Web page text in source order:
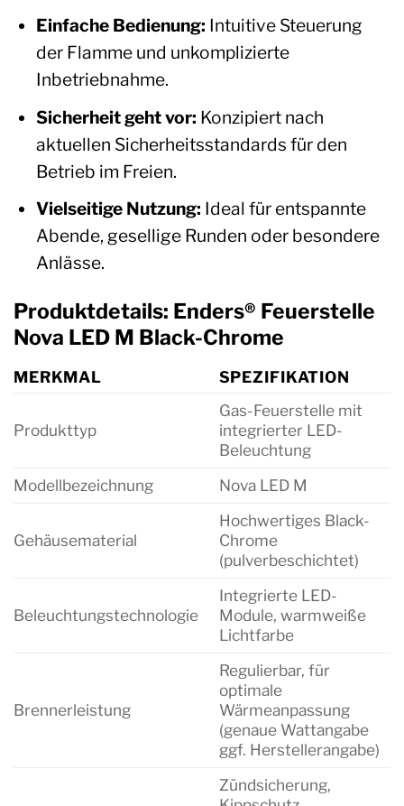
Einfache Bedienung: Intuitive Steuerung
der Flamme und unkomplizierte
Inbetriebnahme.
Sicherheit geht vor: Konzipiert nach
aktuellen Sicherheitsstandards für den
Betrieb im Freien.
Vielseitige Nutzung: Ideal für entspannte
Abende, gesellige Runden oder besondere
Anlässe.
Produktdetails: Enders® Feuerstelle
Nova LED M Black-Chrome
MERKMAL SPEZIFIKATION
Produkttyp
Gas-Feuerstelle mit
integrierter LED-
Beleuchtung
Modellbezeichnung
Nova LED M
Gehäusematerial
Hochwertiges Black-
Chrome
(pulverbeschichtet)
Beleuchtungstechnologie
Integrierte LED-
Module, warmweiße
Lichtfarbe
Brennerleistung
Regulierbar, für
optimale
Wärmeanpassung
(genaue Wattangabe
ggf. Herstellerangabe)
Zündsicherung,